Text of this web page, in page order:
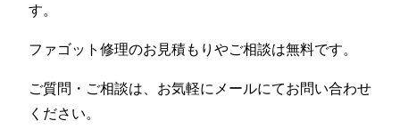
す。
ファゴット修理のお見積もりやご相談は無料です。
ご質問・ご相談は、お気軽にメールにてお問い合わせ
ください。